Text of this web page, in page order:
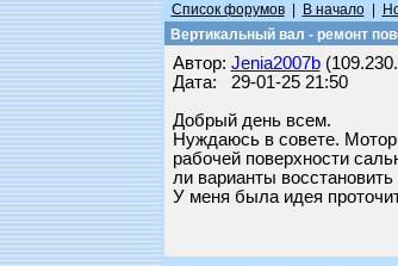
Список форумов| В начало|
Вертикальный вал - ремонт
Автор: Jenia2007b
Дата: 29-01-25 21:50
Добрый день всем.
Нуждаюсь в совете. Мотор
рабочей поверхности
ли варианты
У меня была идея